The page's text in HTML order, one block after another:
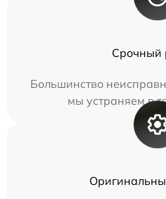
Срочный
Большинство
мы устраняем в